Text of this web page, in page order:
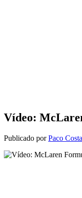
Vídeo:
Publicado porPaco